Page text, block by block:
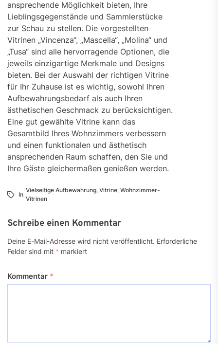
ansprechende Möglichkeit bieten, Ihre
Lieblingsgegenstände und Sammlerstücke
zur Schau zu stellen. Die vorgestellten
Vitrinen „Vincenza“, „Mascella“, „Molina“ und
„Tusa“ sind alle hervorragende Optionen, die
jeweils einzigartige Merkmale und Designs
bieten. Bei der Auswahl der richtigen Vitrine
für Ihr Zuhause ist es wichtig, sowohl Ihren
Aufbewahrungsbedarf als auch Ihren
ästhetischen Geschmack zu berücksichtigen.
Eine gut gewählte Vitrine kann das
Gesamtbild Ihres Wohnzimmers verbessern
und einen funktionalen und ästhetisch
ansprechenden Raum schaffen, den Sie und
Ihre Gäste gleichermaßen genießen werden.
In
Vielseitige Aufbewahrung, Vitrine, Wohnzimmer-
Vitrinen
Schreibe einen Kommentar
Deine E-Mail-Adresse wird nicht veröffentlicht. Erforderliche
Felder sind mit * markiert
Kommentar *